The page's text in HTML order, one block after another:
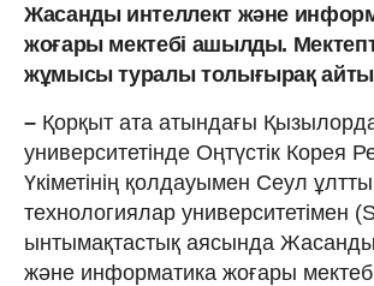
Жасанды интеллект және
жоғары мектебі ашылды.
жұмысы туралы толығырақ
–Қорқыт ата атындағы
университетінде Оңтүстік Корея
Үкіметінің қолдауымен Сеул
технологиялар университетімен
ынтымақтастық аясында
және информатика жоғары